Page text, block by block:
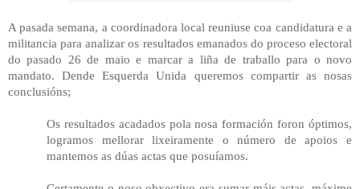
A pasada semana, a coordinadora local reuniuse coa candidatura e a
militancia para analizar os resultados emanados do proceso electoral
do pasado 26 de maio e marcar a liña de traballo para o novo
mandato. Dende Esquerda Unida queremos compartir as nosas
conclusións;
Os resultados acadados pola nosa formación foron óptimos,
logramos mellorar lixeiramente o número de apoios e
mantemos as dúas actas que posuíamos.